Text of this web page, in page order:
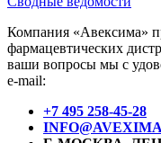
Компания «Авексима»
фармацевтических
ваши вопросы мы с
e-mail:
+7 495 258-45-28